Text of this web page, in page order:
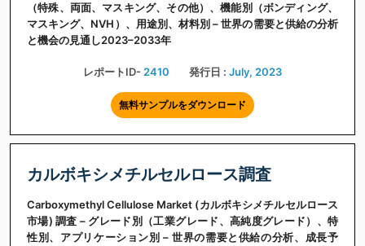
（特殊、両面、マスキング、その他）、機能別（ボンディング、
マスキング、NVH）、用途別、材料別 – 世界の需要と供給の分析
と機会の見通し2023–2033年
レポートID- 2410 発行日 : July, 2023
無料サンプルをダウンロード
カルボキシメチルセルロース調査
Carboxymethyl Cellulose Market (カルボキシメチルセルロース
市場) 調査 – グレード別（工業グレード、高純度グレード）、特
性別、アプリケーション別 – 世界の需要と供給の分析、成長予